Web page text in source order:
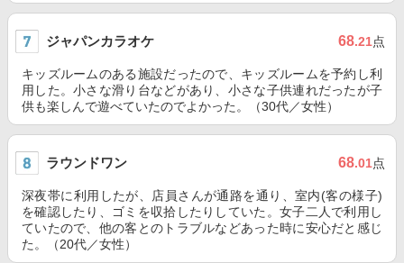
ジャパンカラオケ 68.21点
キッズルームのある施設だったので、キッズルームを予約し利
用した。小さな滑り台などがあり、小さな子供連れだったが子
供も楽しんで遊べていたのでよかった。（30代／女性）
ラウンドワン 68.01点
深夜帯に利用したが、店員さんが通路を通り、室内(客の様子)
を確認したり、ゴミを収拾したりしていた。女子二人で利用し
ていたので、他の客とのトラブルなどあった時に安心だと感じ
た。（20代／女性）